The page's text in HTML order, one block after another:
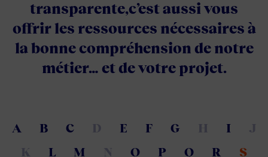
transparente,c’est aussi vous
offrir les ressources nécessaires à
la bonne compréhension de notre
métier… et de votre projet.
A B C E F G I
L M O P Q R
S